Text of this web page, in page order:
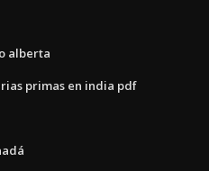
alberta
primas en india pdf